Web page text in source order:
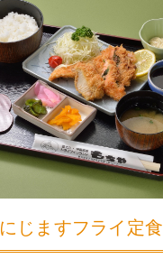
にじますフライ定食